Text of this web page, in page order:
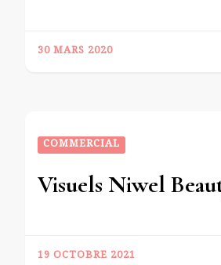
30 MARS 2020
COMMERCIAL
Visuels Niwel
19 OCTOBRE 2021